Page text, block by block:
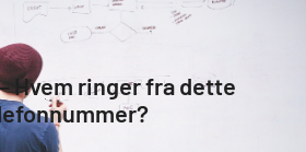
– Hvem ringer fra dette